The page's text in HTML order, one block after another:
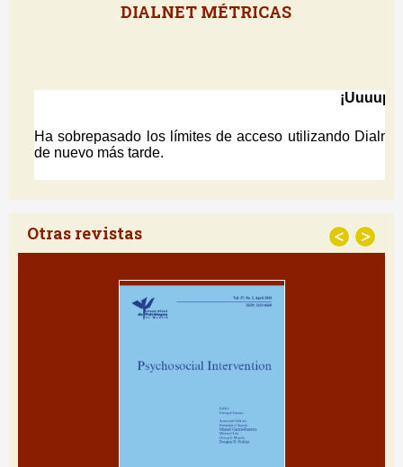
DIALNET MÉTRICAS
Otras revistas < >